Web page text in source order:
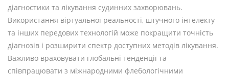
діагностики та лікування судинних захворювань.
Використання віртуальної реальності, штучного інтелекту
та інших передових технологій може покращити точність
діагнозів і розширити спектр доступних методів лікування.
Важливо враховувати глобальні тенденції та
співпрацювати з міжнародними флебологічними